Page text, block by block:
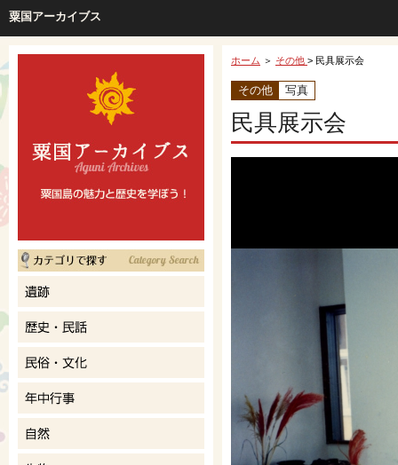
粟国アーカイブス
ホーム ＞ その他 > 民具展示会
その他 写真
民具展示会